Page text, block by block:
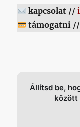
kapcsolat //
támogatni //
Állítsd be,
között